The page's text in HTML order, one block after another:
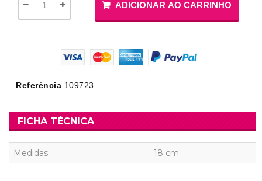
ADICIONAR AO CARRINHO
Referência 109723
FICHA TÉCNICA
Medidas: 18 cm